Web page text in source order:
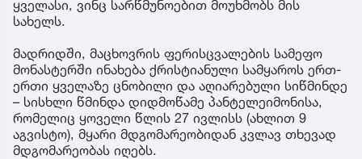
ყველასი, ვინც სარწმუნოებით მოუხმობს მის
სახელს.
მადრიდში, მაცხოვრის ფერისცვალების სამეფო
მონასტერში ინახება ქრისტიანული სამყაროს ერთ-
ერთი ყველაზე ცნობილი და აღიარებული სიწმინდე
– სისხლი წმინდა დიდმოწამე პანტელეიმონისა,
რომელიც ყოველი წლის 27 ივლისს (ახლით 9
აგვისტო), მყარი მდგომარეობიდან კვლავ თხევად
მდგომარეობას იღებს.